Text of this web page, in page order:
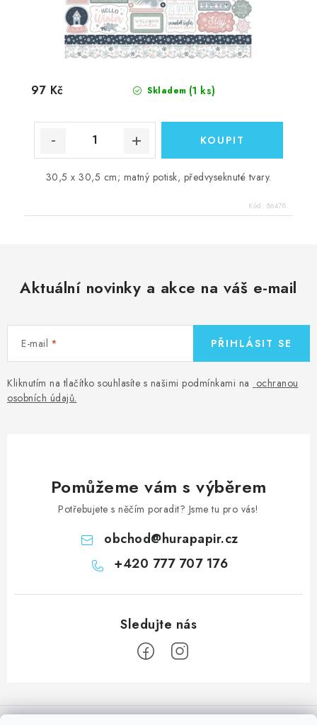
Skladem (1 ks)
97 Kč
30,5 x 30,5 cm; matný potisk, předvyseknuté tvary.
Kód: 86478
Aktuální novinky a akce na váš e-mail
E-mail
Kliknutím na tlačítko souhlasíte s našimi podmínkami na ochranou
osobních údajů.
PŘIHLÁSIT SE
Pomůžeme vám s výběrem
Potřebujete s něčím poradit? Jsme tu pro vás!
obchod@hurapapir.cz
+420 777 707 176
á